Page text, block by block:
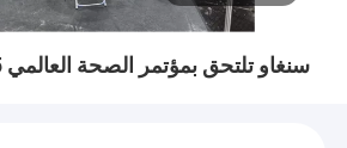
سنغاو تلتحق بمؤتمر الصحة العالمي 2025 في شنغهاي